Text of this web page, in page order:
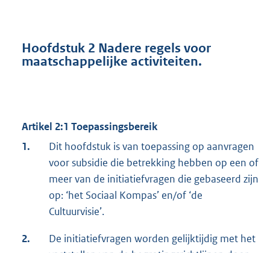
Hoofdstuk 2 Nadere regels voor
maatschappelijke activiteiten.
Artikel 2:1 Toepassingsbereik
1.
Dit hoofdstuk is van toepassing op aanvragen
voor subsidie die betrekking hebben op een of
meer van de initiatiefvragen die gebaseerd zijn
op: ‘het Sociaal Kompas’ en/of ‘de
Cultuurvisie’.
2.
De initiatiefvragen worden gelijktijdig met het